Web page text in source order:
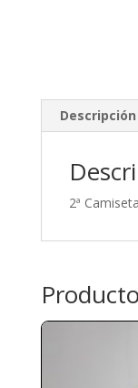
Descripción
2ª